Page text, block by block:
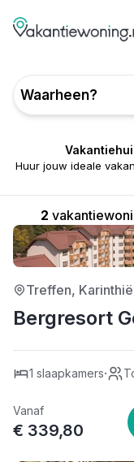
Waarheen?
Huur jouw ideale
2
4/5
Treffen,
Bergresort
1 slaapkamers·
Vanaf
€ 339,80